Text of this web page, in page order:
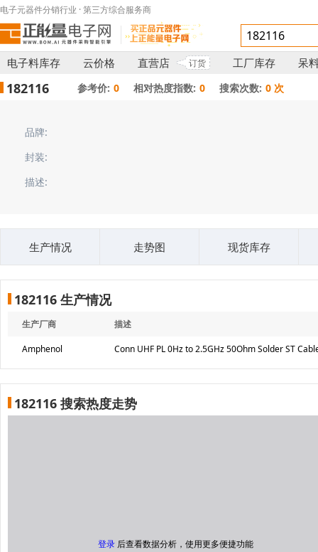
电子元器件分销行业 · 第三方综合服务商
电子料库存 云价格 直营店 订货 工厂库存 呆
182116 参考价: 0 相对热度指数: 0 搜索次数: 0 次
品牌:
封装:
描述:
生产情况 走势图 现货库存
182116 生产情况
生产厂商 描述
Amphenol Conn UHF PL 0Hz to 2.5GHz 50Ohm Solder ST
182116 搜索热度走势
登录 后查看数据分析，使用更多便捷功能